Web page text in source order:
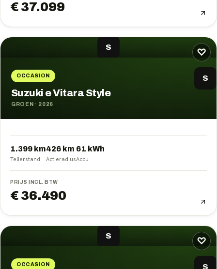
€ 37.099
♡
S
OCCASION S
Suzuki e Vitara Style
GROEN · 2026
1.399 km
Tellerstand
426 km
Actieradius
61 kWh
Accu
PRIJS INCL. BTW
€ 36.490
♡
S
OCCASION S